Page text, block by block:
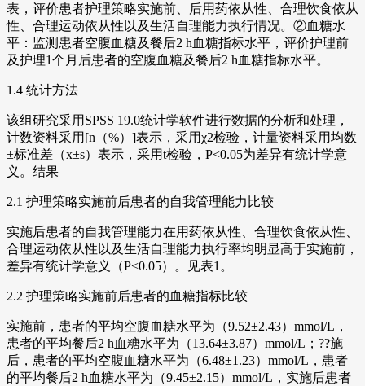
表，评价患者护理策略实施前、后用药依从性、合理饮食依从
性、合理运动依从性以及生活自理能力执行情况。②血糖水
平：监测患者空腹血糖及餐后2 h血糖指标水平，评价护理前
及护理1个月后患者的空腹血糖及餐后2 h血糖指标水平。
1.4 统计方法
该组研究采用SPSS 19.0统计学软件进行数据的分析和处理，
计数资料采用[n（%）]表示，采用χ2检验，计量资料采用均数
±标准差（x±s）表示，采用t检验，P<0.05为差异有统计学意
义。结果
2.1 护理策略实施前后患者的自我管理能力比较
实施后患者的自我管理能力在用药依从性、合理饮食依从性、
合理运动依从性以及生活自理能力执行率均明显高于实施前，
差异有统计学意义（P<0.05）。见表1。
2.2 护理策略实施前后患者的血糖指标比较
实施前，患者的平均空腹血糖水平为（9.52±2.43）mmol/L，
患者的平均餐后2 h血糖水平为（13.64±3.87）mmol/L；??施
后，患者的平均空腹血糖水平为（6.48±1.23）mmol/L，患者
的平均餐后2 h血糖水平为（9.45±2.15）mmol/L，实施后患者